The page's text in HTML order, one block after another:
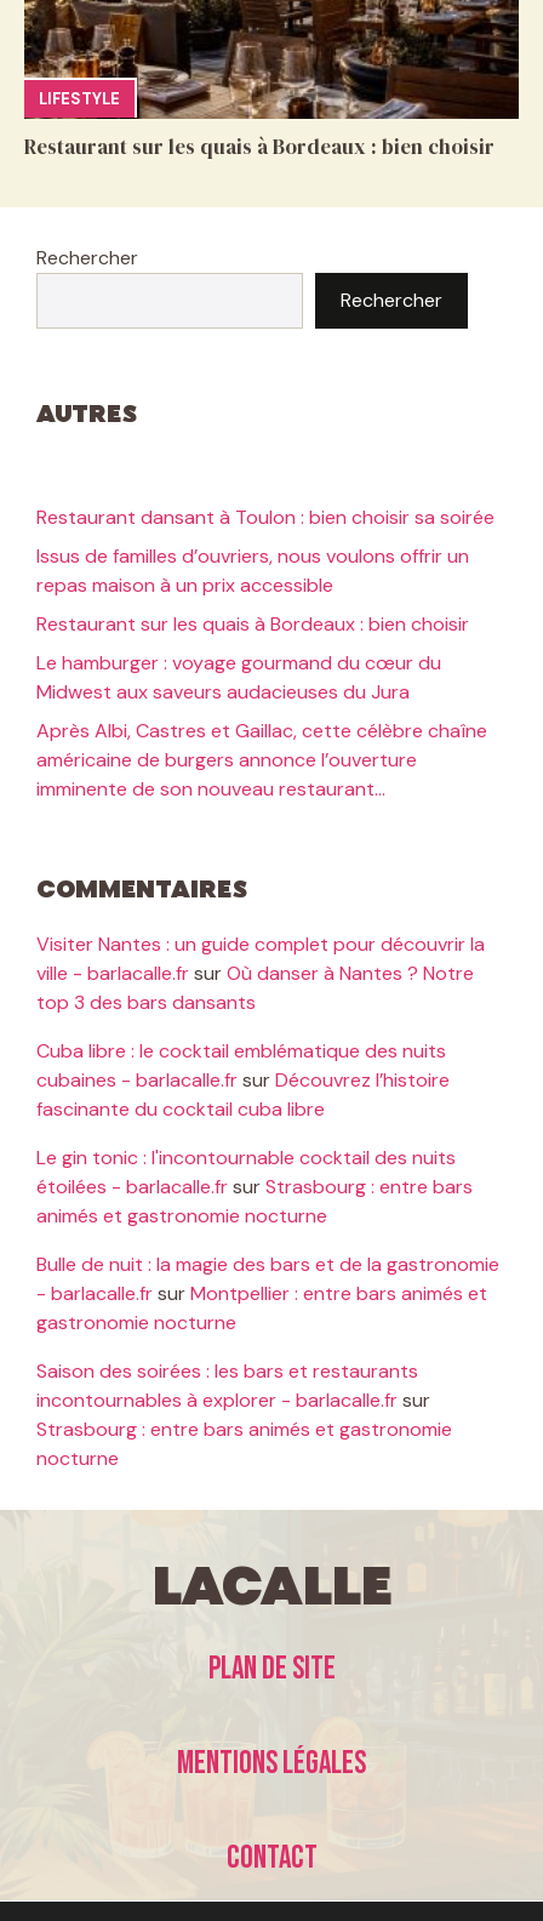
LIFESTYLE
Restaurant sur les quais à Bordeaux : bien choisir
Rechercher
Rechercher
Autres
Restaurant dansant à Toulon : bien choisir sa soirée
Issus de familles d’ouvriers, nous voulons offrir un
repas maison à un prix accessible
Restaurant sur les quais à Bordeaux : bien choisir
Le hamburger : voyage gourmand du cœur du
Midwest aux saveurs audacieuses du Jura
Après Albi, Castres et Gaillac, cette célèbre chaîne
américaine de burgers annonce l’ouverture
imminente de son nouveau restaurant…
Commentaires
Visiter Nantes : un guide complet pour découvrir la
ville - barlacalle.frsurOù danser à Nantes ? Notre
top 3 des bars dansants
Cuba libre : le cocktail emblématique des nuits
cubaines - barlacalle.frsurDécouvrez l’histoire
fascinante du cocktail cuba libre
Le gin tonic : l'incontournable cocktail des nuits
étoilées - barlacalle.frsurStrasbourg : entre bars
animés et gastronomie nocturne
Bulle de nuit : la magie des bars et de la gastronomie
- barlacalle.frsurMontpellier : entre bars animés et
gastronomie nocturne
Saison des soirées : les bars et restaurants
incontournables à explorer - barlacalle.frsur
Strasbourg : entre bars animés et gastronomie
nocturne
LaCalle
Plan de site
Mentions légales
Contact